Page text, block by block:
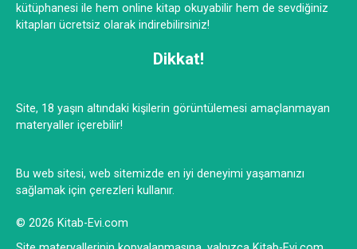
kütüphanesi ile hem online kitap okuyabilir hem de sevdiğiniz
kitapları ücretsiz olarak indirebilirsiniz!
Dikkat!
Site, 18 yaşın altındaki kişilerin görüntülemesi amaçlanmayan
materyaller içerebilir!
Bu web sitesi, web sitemizde en iyi deneyimi yaşamanızı
sağlamak için çerezleri kullanır.
© 2026 Kitab-Evi.com